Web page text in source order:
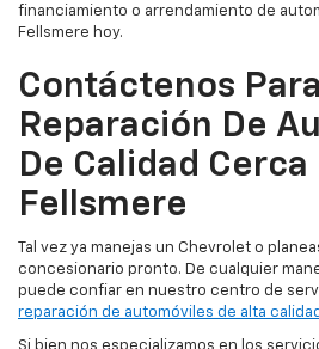
financiamiento o arrendamiento de
Fellsmere hoy.
Contáctenos Para
Reparación De
De Calidad Cerca
Fellsmere
Tal vez ya manejas un Chevrolet o
concesionario pronto. De cualquier
puede confiar en nuestro centro de
reparación de automóviles de alta